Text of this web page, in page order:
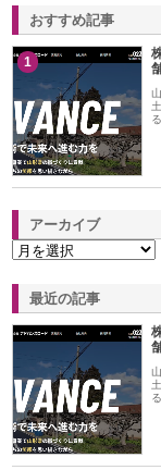
おすすめ記事
1
アーカイブ
最近の記事